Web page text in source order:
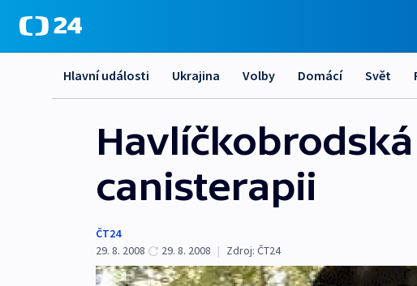
Hlavní události Ukrajina Volby Domácí Svět
canisterapii
ČT24
29. 8. 2008
29. 8. 2008 | Zdroj: ČT24